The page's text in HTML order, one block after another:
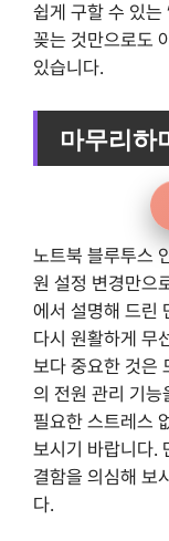
쉽게 구할 수 있는
꽂는 것만으로도
있습니다.
마무리하
노트북 블루투스
원 설정 변경만으
에서 설명해 드린
다시 원활하게 무
보다 중요한 것은
의 전원 관리 기능
필요한 스트레스
보시기 바랍니다.
결함을 의심해 보
다.